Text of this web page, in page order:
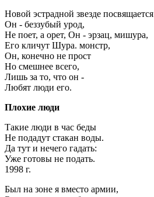
Новой эстрадной звезде посвящается
Он - беззубый урод,
Не поет, а орет, Он - эрзац, мишура,
Его кличут Шура. монстр,
Он, конечно не прост
Но смешнее всего,
Лишь за то, что он -
Любят люди его.
Плохие люди
Такие люди в час беды
Не подадут стакан воды.
Да тут и нечего гадать:
Уже готовы не подать.
1998 г.
Был на зоне я вместо армии,